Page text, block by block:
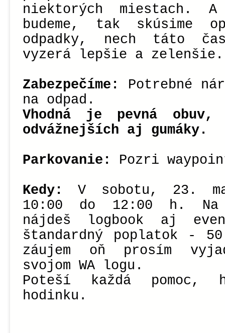
niektorých miestach.
budeme, tak skúsime
odpadky, nech táto
vyzerá lepšie a zelenšie.
Zabezpečíme:
Potrebné
na odpad.
Vhodná je pevná obuv,
odvážnejších aj gumáky.
Parkovanie:
Pozri
Kedy:
V sobotu, 23.
10:00 do 12:00 h. Na
nájdeš logbook aj
štandardný poplatok -
záujem oň prosím
svojom WA logu.
Poteší každá
hodinku.